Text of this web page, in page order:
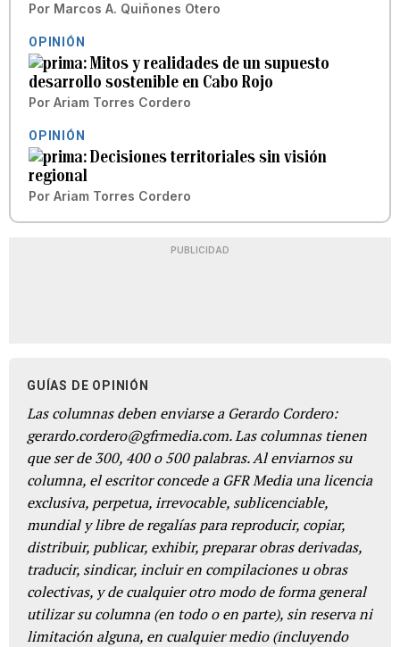
Por Marcos A. Quiñones Otero
OPINIÓN
Mitos y realidades de un supuesto
desarrollo sostenible en Cabo Rojo
Por Ariam Torres Cordero
OPINIÓN
Decisiones territoriales sin visión
regional
Por Ariam Torres Cordero
PUBLICIDAD
GUÍAS DE OPINIÓN
Las columnas deben enviarse a Gerardo Cordero:
gerardo.cordero@gfrmedia.com. Las columnas tienen
que ser de 300, 400 o 500 palabras. Al enviarnos su
columna, el escritor concede a GFR Media una licencia
exclusiva, perpetua, irrevocable, sublicenciable,
mundial y libre de regalías para reproducir, copiar,
distribuir, publicar, exhibir, preparar obras derivadas,
traducir, sindicar, incluir en compilaciones u obras
colectivas, y de cualquier otro modo de forma general
utilizar su columna (en todo o en parte), sin reserva ni
limitación alguna, en cualquier medio (incluyendo